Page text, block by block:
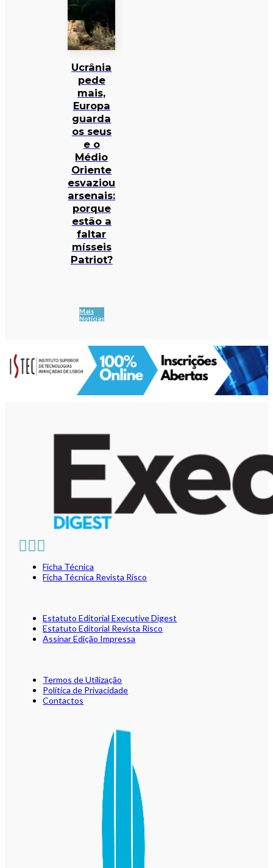
Ucrânia
pede
mais,
Europa
guarda
os seus
e o
Médio
Oriente
esvaziou
arsenais:
porque
estão a
faltar
mísseis
Patriot?
Mais
Notícias
Ficha Técnica
Ficha Técnica Revista Risco
Estatuto Editorial Executive Digest
Estatuto Editorial Revista Risco
Assinar Edição Impressa
Termos de Utilização
Política de Privacidade
Contactos